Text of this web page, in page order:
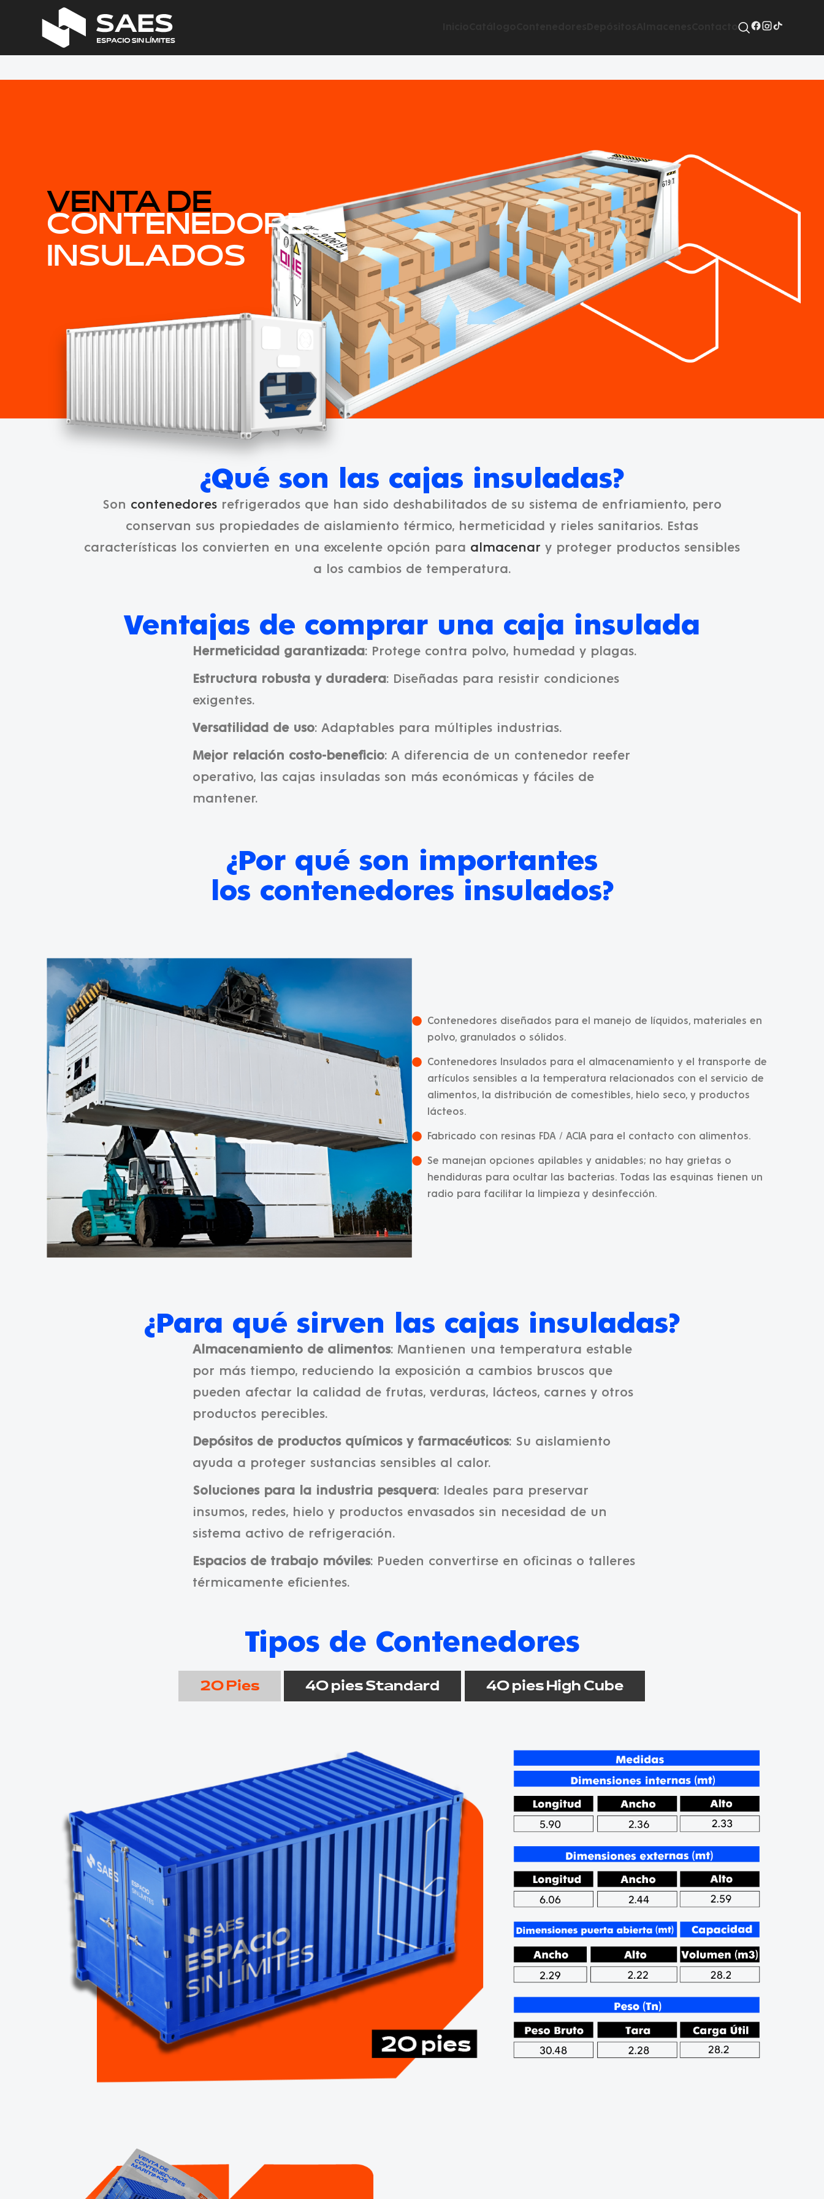
VENTA DE
CONTENEDORES
INSULADOS
¿Qué son las cajas insuladas?
Son contenedores refrigerados que han sido deshabilitados de su sistema de enfriamiento, pero
conservan sus propiedades de aislamiento térmico, hermeticidad y rieles sanitarios. Estas
características los convierten en una excelente opción para almacenar y proteger productos sensibles
a los cambios de temperatura.
Ventajas de comprar una caja insulada
Hermeticidad garantizada: Protege contra polvo, humedad y plagas.
Estructura robusta y duradera: Diseñadas para resistir condiciones
exigentes.
Versatilidad de uso: Adaptables para múltiples industrias.
Mejor relación costo-beneficio: A diferencia de un contenedor reefer
operativo, las cajas insuladas son más económicas y fáciles de
mantener.
¿Por qué son importantes
los contenedores insulados?
Contenedores diseñados para el manejo de líquidos, materiales en
polvo, granulados o sólidos.
Contenedores Insulados para el almacenamiento y el transporte de
artículos sensibles a la temperatura relacionados con el servicio de
alimentos, la distribución de comestibles, hielo seco, y productos
lácteos.
Fabricado con resinas FDA / ACIA para el contacto con alimentos.
Se manejan opciones apilables y anidables; no hay grietas o
hendiduras para ocultar las bacterias. Todas las esquinas tienen un
radio para facilitar la limpieza y desinfección.
¿Para qué sirven las cajas insuladas?
Almacenamiento de alimentos: Mantienen una temperatura estable
por más tiempo, reduciendo la exposición a cambios bruscos que
pueden afectar la calidad de frutas, verduras, lácteos, carnes y otros
productos perecibles.
Depósitos de productos químicos y farmacéuticos: Su aislamiento
ayuda a proteger sustancias sensibles al calor.
Soluciones para la industria pesquera: Ideales para preservar
insumos, redes, hielo y productos envasados sin necesidad de un
sistema activo de refrigeración.
Espacios de trabajo móviles: Pueden convertirse en oficinas o talleres
térmicamente eficientes.
Tipos de Contenedores
20 Pies 40 pies Standard 40 pies High Cube